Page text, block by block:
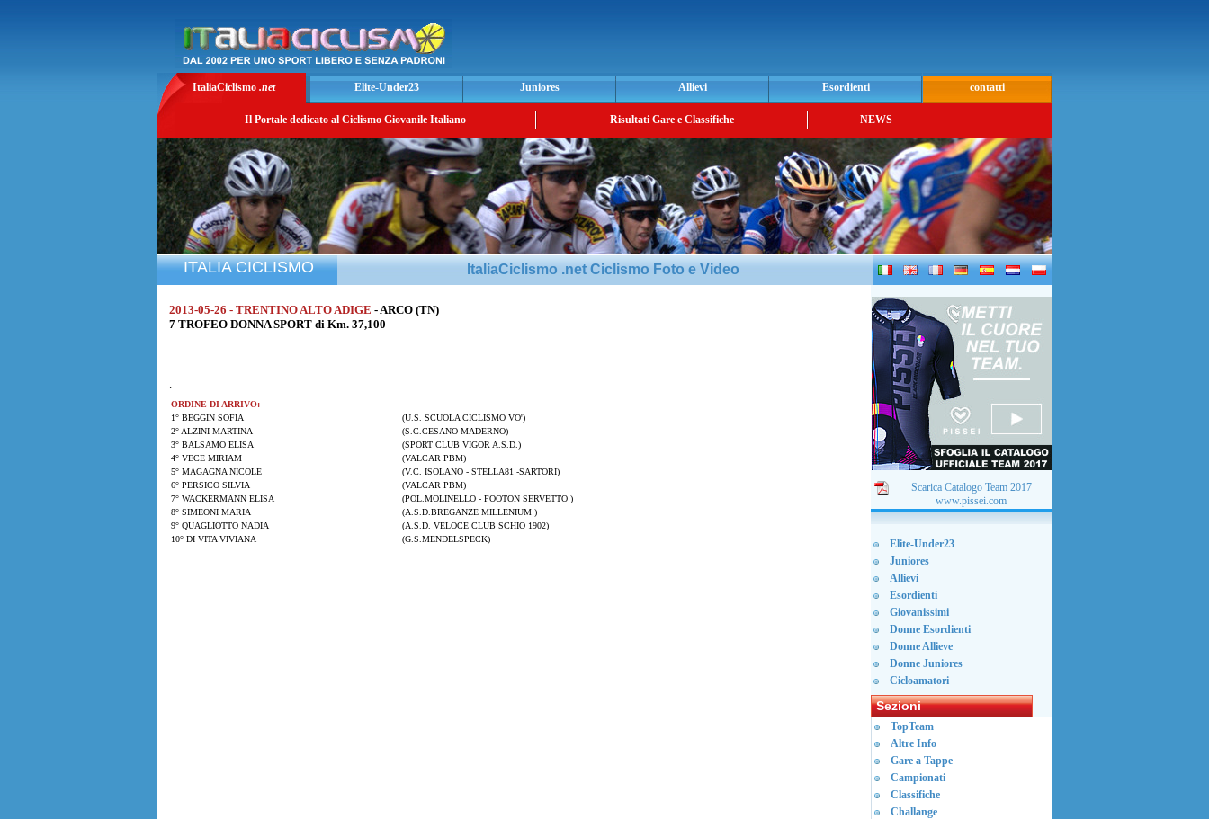
ItaliaCiclismo .net Elite-Under23 Juniores Allievi Esordienti contatti
Il Portale dedicato al Ciclismo Giovanile Italiano Risultati Gare e Classifiche NEWS
ITALIA CICLISMO ItaliaCiclismo .net Ciclismo Foto e Video
2013-05-26 - TRENTINO ALTO ADIGE - ARCO (TN)
7 TROFEO DONNA SPORT di Km. 37,100
.
ORDINE DI ARRIVO:
1° BEGGIN SOFIA
(U.S. SCUOLA CICLISMO VO')
2° ALZINI MARTINA
(S.C.CESANO MADERNO)
3° BALSAMO ELISA
(SPORT CLUB VIGOR A.S.D.)
4° VECE MIRIAM
(VALCAR PBM)
5° MAGAGNA NICOLE
(V.C. ISOLANO - STELLA81 -SARTORI)
6° PERSICO SILVIA
(VALCAR PBM)
7° WACKERMANN ELISA
(POL.MOLINELLO - FOOTON SERVETTO )
8° SIMEONI MARIA
(A.S.D.BREGANZE MILLENIUM )
9° QUAGLIOTTO NADIA
(A.S.D. VELOCE CLUB SCHIO 1902)
10° DI VITA VIVIANA
(G.S.MENDELSPECK)
Scarica Catalogo Team 2017
www.pissei.com
Elite-Under23
Juniores
Allievi
Esordienti
Giovanissimi
Donne Esordienti
Donne Allieve
Donne Juniores
Cicloamatori
Sezioni
TopTeam
Altre Info
Gare a Tappe
Campionati
Classifiche
Challange